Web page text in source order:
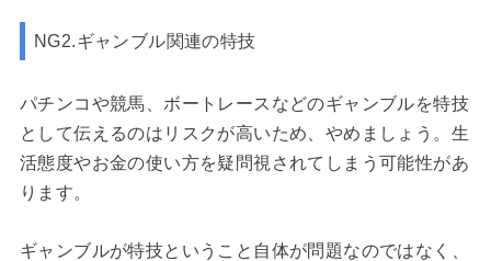
NG2.ギャンブル関連の特技
パチンコや競馬、ボートレースなどのギャンブルを特技
として伝えるのはリスクが高いため、やめましょう。生
活態度やお金の使い方を疑問視されてしまう可能性があ
ります。
ギャンブルが特技ということ自体が問題なのではなく、